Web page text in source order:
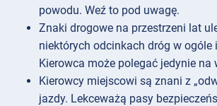
powodu. Weź to pod uwagę.
Znaki drogowe na przestrzeni lat
niektórych odcinkach dróg w ogóle
Kierowca może polegać jedynie na
Kierowcy miejscowi są znani z
jazdy. Lekceważą pasy